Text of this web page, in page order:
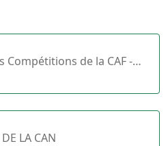
Compétitions de la CAF -
LA CAN